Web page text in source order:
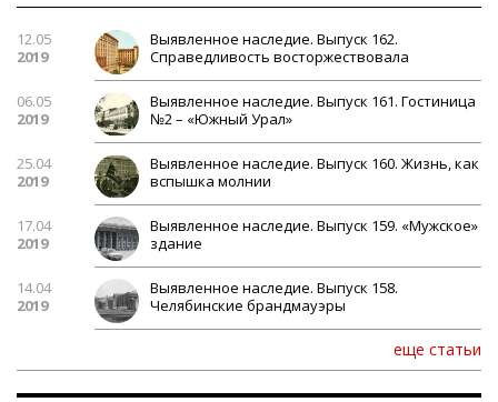
12.05
2019
Выявленное наследие. Выпуск 162.
Справедливость восторжествовала
06.05
2019
Выявленное наследие. Выпуск 161. Гостиница
№2 – «Южный Урал»
25.04
2019
Выявленное наследие. Выпуск 160. Жизнь, как
вспышка молнии
17.04
2019
Выявленное наследие. Выпуск 159. «Мужское»
здание
14.04
2019
Выявленное наследие. Выпуск 158.
Челябинские брандмауэры
еще статьи